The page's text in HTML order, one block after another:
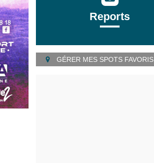
Reports
GÉRER MES SPOTS FAVORIS